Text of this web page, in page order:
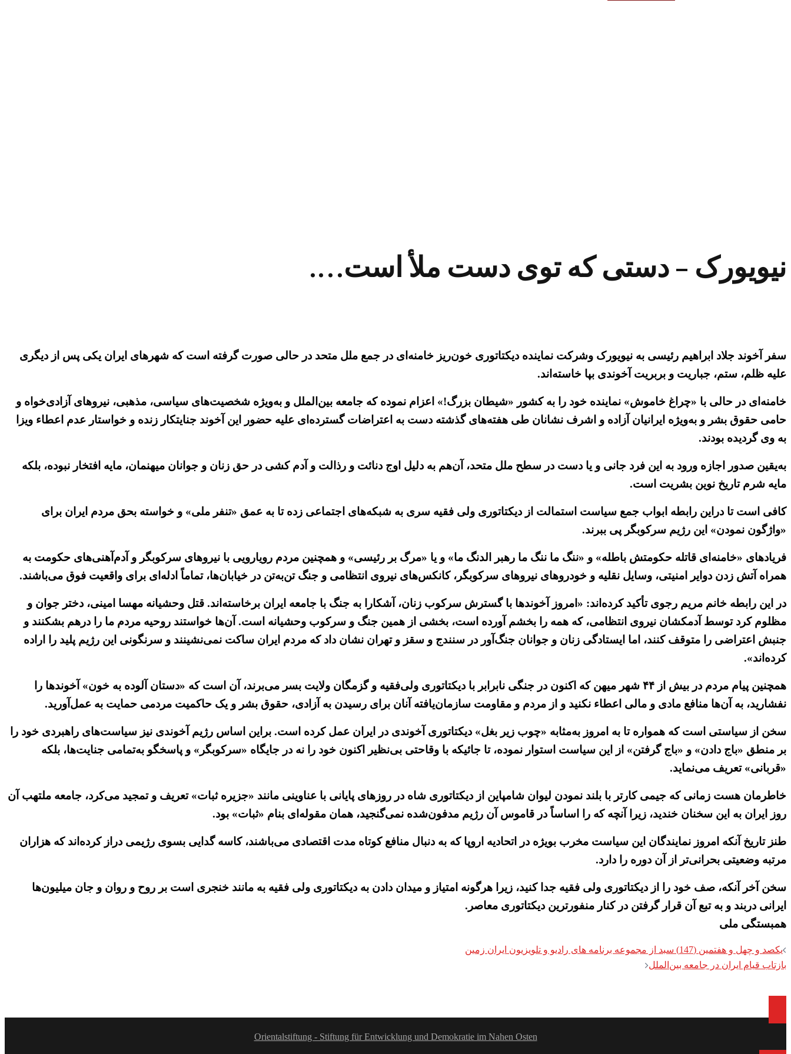
نیویورک – دستی که توی دست ملأ است….
سفر آخوند جلاد ابراهیم رئیسی به نیویورک وشرکت نماینده دیکتاتوری خون‌ریز خامنه‌ای در جمع ملل متحد در حالی صورت گرفته است که شهرهای ایران یکی پس از دیگری
علیه ظلم، ستم، جباریت و بربریت آخوندی بپا خاسته‌اند.
خامنه‌ای در حالی با «چراغ خاموش» نماینده خود را به کشور «شیطان بزرگ!» اعزام نموده که جامعه بین‌الملل و به‌ویژه شخصیت‌های سیاسی، مذهبی، نیروهای آزادی‌خواه و
حامی حقوق بشر و به‌ویژه ایرانیان آزاده و اشرف نشانان طی هفته‌های گذشته دست به اعتراضات گسترده‌ای علیه حضور این آخوند جنایتکار زنده و خواستار عدم اعطاء ویزا
به وی گردیده بودند.
به‌یقین صدور اجازه ورود به این فرد جانی و یا دست در سطح ملل متحد، آن‌هم به دلیل اوج دنائت و رذالت و آدم کشی در حق زنان و جوانان میهنمان، مایه افتخار نبوده، بلکه
مایه شرم تاریخ نوین بشریت است.
کافی است تا دراین رابطه ابواب جمع سیاست استمالت از دیکتاتوری ولی فقیه سری به شبکه‌های اجتماعی زده تا به عمق «تنفر ملی» و خواسته بحق مردم ایران برای
«واژگون نمودن» این رژیم سرکوبگر پی ببرند.
فریادهای «خامنه‌ای قاتله حکومتش باطله» و «ننگ ما ننگ ما رهبر الدنگ ما» و یا «مرگ بر رئیسی» و همچنین مردم رویارویی با نیروهای سرکوبگر و آدم‌آهنی‌های حکومت به
همراه آتش زدن دوایر امنیتی، وسایل نقلیه و خودروهای نیروهای سرکوبگر، کانکس‌های نیروی انتظامی و جنگ تن‌به‌تن در خیابان‌ها، تماماً ادله‌ای برای واقعیت فوق می‌باشند.
در این رابطه خانم مریم رجوی تأکید کرده‌اند: «امروز آخوندها با گسترش سرکوب زنان، آشکارا به جنگ با جامعه ایران برخاسته‌اند. قتل وحشیانه مهسا امینی، دختر جوان و
مظلوم کرد توسط آدمکشان نیروی انتظامی، که همه را بخشم آورده است، بخشی از همین جنگ و سرکوب وحشیانه است. آن‌ها خواستند روحیه مردم ما را درهم بشکنند و
جنبش اعتراضی را متوقف کنند، اما ایستادگی زنان و جوانان جنگ‌آور در سنندج و سقز و تهران نشان داد که مردم ایران ساکت نمی‌نشینند و سرنگونی این رژیم پلید را اراده
کرده‌اند».
همچنین پیام مردم در بیش از ۴۴ شهر میهن که اکنون در جنگی نابرابر با دیکتاتوری ولی‌فقیه و گزمگان ولایت بسر می‌برند، آن است که «دستان آلوده به خون» آخوندها را
نفشارید، به آن‌ها منافع مادی و مالی اعطاء نکنید و از مردم و مقاومت سازمان‌یافته آنان برای رسیدن به آزادی، حقوق بشر و یک حاکمیت مردمی حمایت به عمل‌آورید.
سخن از سیاستی است که همواره تا به امروز به‌مثابه «چوب زیر بغل» دیکتاتوری آخوندی در ایران عمل کرده است. براین اساس رژیم آخوندی نیز سیاست‌های راهبردی خود را
بر منطق «باج دادن» و «باج گرفتن» از این سیاست استوار نموده، تا جائیکه با وقاحتی بی‌نظیر اکنون خود را نه در جایگاه «سرکوبگر» و پاسخگو به‌تمامی جنایت‌ها، بلکه
«قربانی» تعریف می‌نماید.
خاطرمان هست زمانی که جیمی کارتر با بلند نمودن لیوان شامپاین از دیکتاتوری شاه در روزهای پایانی با عناوینی مانند «جزیره ثبات» تعریف و تمجید می‌کرد، جامعه ملتهب آن
روز ایران به این سخنان خندید، زیرا آنچه که را اساساً در قاموس آن رژیم مدفون‌شده نمی‌گنجید، همان مقوله‌ای بنام «ثبات» بود.
طنز تاریخ آنکه امروز نمایندگان این سیاست مخرب بویژه در اتحادیه اروپا که به دنبال منافع کوتاه مدت اقتصادی می‌باشند، کاسه گدایی بسوی رژیمی دراز کرده‌اند که هزاران
مرتبه وضعیتی بحرانی‌تر از آن دوره را دارد.
سخن آخر آنکه، صف خود را از دیکتاتوری ولی فقیه جدا کنید، زیرا هرگونه امتیاز و میدان دادن به دیکتاتوری ولی فقیه به مانند خنجری است بر روح و روان و جان میلیون‌ها
ایرانی دربند و به تبع آن قرار گرفتن در کنار منفورترین دیکتاتوری معاصر.
همبستگی ملی
Post
یکصد و چهل و هفتمین (147) سبد از مجموعه برنامه های رادیو و تلویزیون ایران زمین
بازتاب قیام ایران در جامعه بین‌الملل
Orientalstiftung - Stiftung für Entwicklung und Demokratie im Nahen Osten